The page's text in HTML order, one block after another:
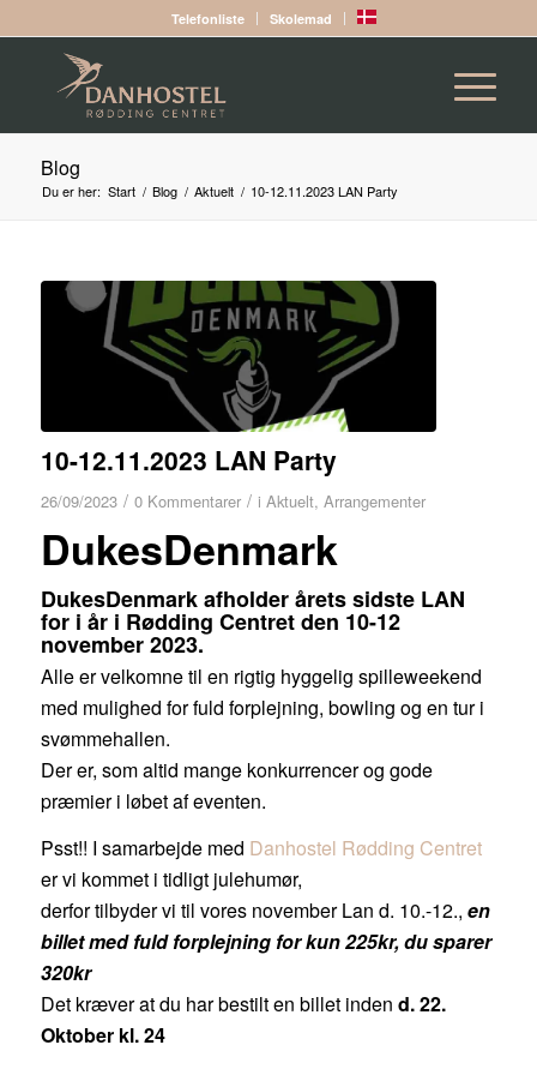
Telefonliste Skolemad
Blog
Du er her: Start / Blog / Aktuelt / 10-12.11.2023 LAN Party
10-12.11.2023 LAN Party
26/09/2023 / 0 Kommentarer / i Aktuelt, Arrangementer
DukesDenmark
DukesDenmark afholder årets sidste LAN
for i år i Rødding Centret den 10-12
november 2023.
Alle er velkomne til en rigtig hyggelig spilleweekend
med mulighed for fuld forplejning, bowling og en tur i
svømmehallen.
Der er, som altid mange konkurrencer og gode
præmier i løbet af eventen.
Psst!! I samarbejde med Danhostel Rødding Centret
er vi kommet i tidligt julehumør,
derfor tilbyder vi til vores november Lan d. 10.-12., en
billet med fuld forplejning for kun 225kr, du sparer
320kr
Det kræver at du har bestilt en billet inden d. 22.
Oktober kl. 24